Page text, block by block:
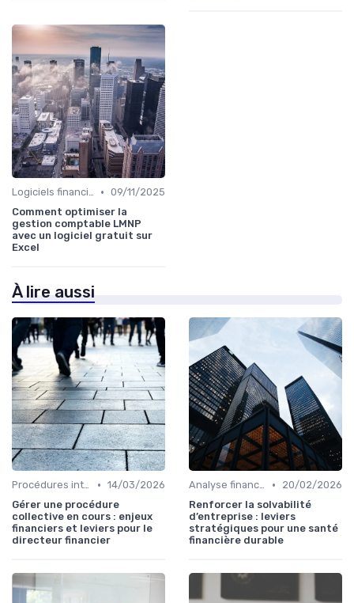
Logiciels financiers • 09/11/2025
Comment optimiser la
gestion comptable LMNP
avec un logiciel gratuit sur
Excel
À lire aussi
Procédures internes • 14/03/2026
Gérer une procédure
collective en cours : enjeux
financiers et leviers pour le
directeur financier
Analyse financière •
20/02/2026
Renforcer la solvabilité
d’entreprise : leviers
stratégiques pour une santé
financière durable